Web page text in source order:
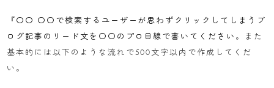
『〇〇 〇〇で検索するユーザーが思わずクリックしてしまうブ
ログ記事のリード文を〇〇のプロ目線で書いてください 。また
基本的には以下のような流れで500文字以内で作成してくだ
い。